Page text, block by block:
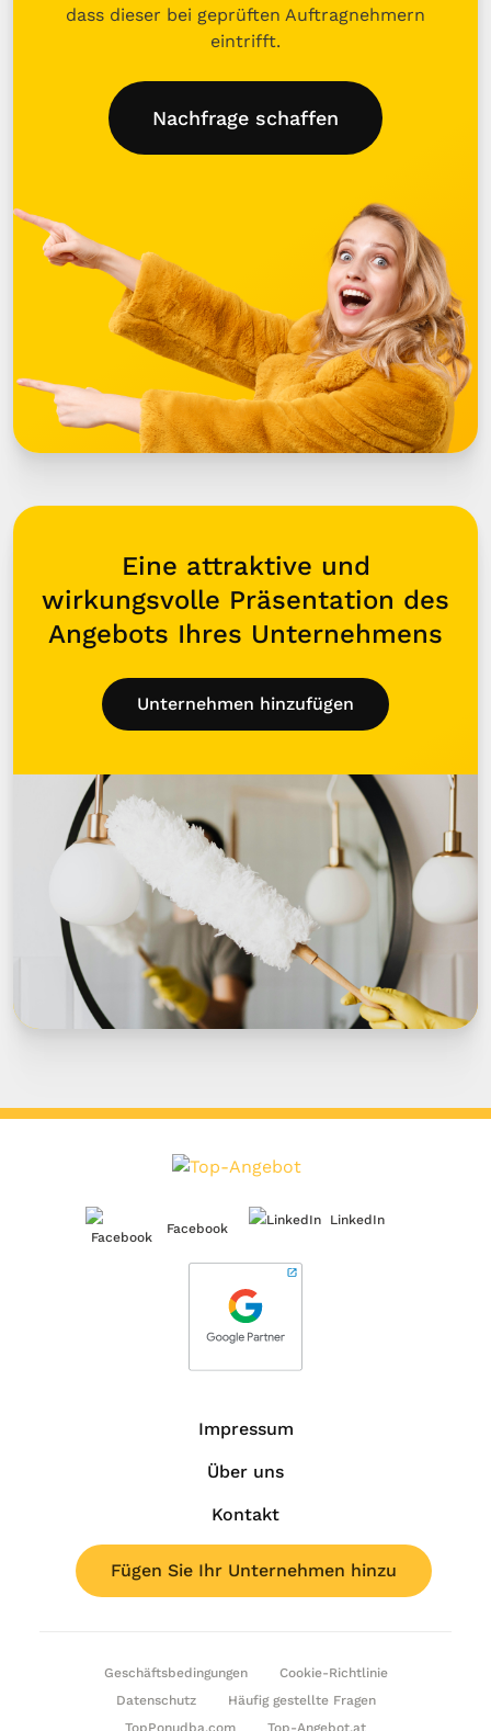
dass dieser bei geprüften Auftragnehmern
eintrifft.
Nachfrage schaffen
Eine attraktive und
wirkungsvolle Präsentation des
Angebots Ihres Unternehmens
Unternehmen hinzufügen
Facebook
LinkedIn
Impressum
Über uns
Kontakt
Fügen Sie Ihr Unternehmen hinzu
Geschäftsbedingungen
Cookie-Richtlinie
Datenschutz
Häufig gestellte Fragen